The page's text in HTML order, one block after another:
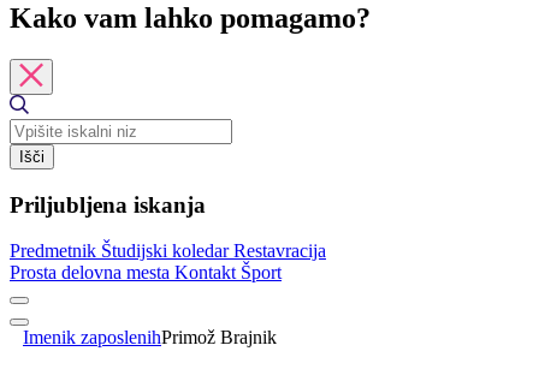
Kako vam lahko pomagamo?
Išči
Priljubljena iskanja
Predmetnik Študijski koledarRestavracija
Prosta delovna mesta Kontakt Šport
Imenik zaposlenihPrimož Brajnik